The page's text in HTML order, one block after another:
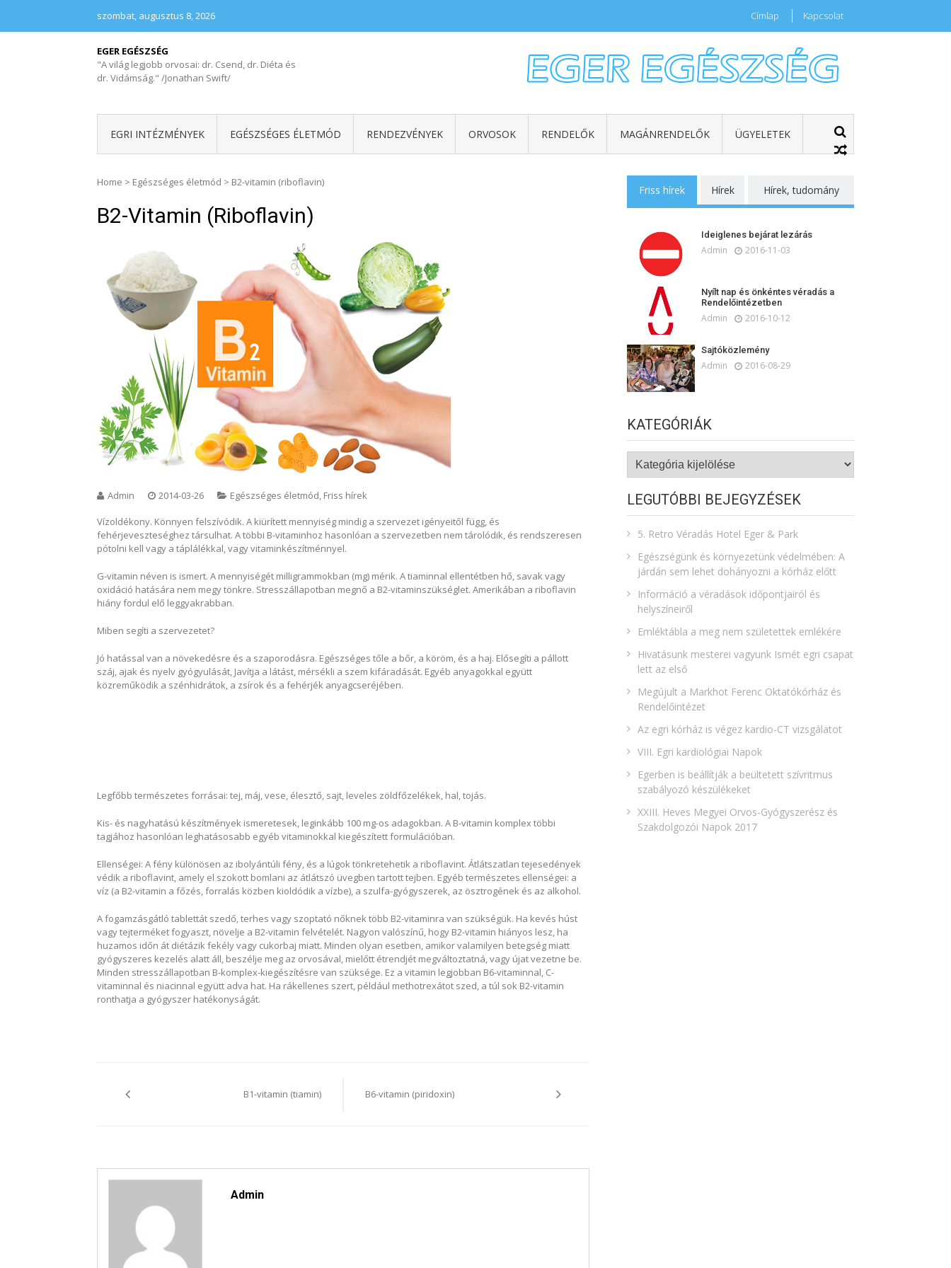
szombat, augusztus 8, 2026 Címlap Kapcsolat
EGER EGÉSZSÉG
"A világ legjobb orvosai: dr. Csend, dr. Diéta és
dr. Vidámság." /Jonathan Swift/
EGRI INTÉZMÉNYEK EGÉSZSÉGES ÉLETMÓD RENDEZVÉNYEK ORVOSOK RENDELŐK MAGÁNRENDELŐK ÜGYELETEK
Home > Egészséges életmód > B2-vitamin (riboflavin)
B2-Vitamin (riboflavin)
Admin 2014-03-26 Egészséges életmód, Friss hírek
Vízoldékony. Könnyen felszívódik. A kiürített mennyiség mindig a szervezet igényeitől függ, és
fehérjeveszteséghez társulhat. A többi B-vitaminhoz hasonlóan a szervezetben nem tárolódik, és rendszeresen
pótolni kell vagy a táplálékkal, vagy vitaminkészítménnyel.
G-vitamin néven is ismert. A mennyiségét milligrammokban (mg) mérik. A tiaminnal ellentétben hő, savak vagy
oxidáció hatására nem megy tönkre. Stresszállapotban megnő a B2-vitaminszükséglet. Amerikában a riboflavin
hiány fordul elő leggyakrabban.
Miben segíti a szervezetet?
Jó hatással van a növekedésre és a szaporodásra. Egészséges tőle a bőr, a köröm, és a haj. Elősegíti a pállott
száj, ajak és nyelv gyógyulását, Javítja a látást, mérsékli a szem kifáradását. Egyéb anyagokkal együtt
közreműködik a szénhidrátok, a zsírok és a fehérjék anyagcseréjében.
Legfőbb természetes forrásai: tej, máj, vese, élesztő, sajt, leveles zöldfőzelékek, hal, tojás.
Kis- és nagyhatású készítmények ismeretesek, leginkább 100 mg-os adagokban. A B-vitamin komplex többi
tagjához hasonlóan leghatásosabb egyéb vitaminokkal kiegészített formulációban.
Ellenségei: A fény különösen az ibolyántúli fény, és a lúgok tönkretehetik a riboflavint. Átlátszatlan tejesedények
védik a riboflavint, amely el szokott bomlani az átlátszó üvegben tartott tejben. Egyéb természetes ellenségei: a
víz (a B2-vitamin a főzés, forralás közben kioldódik a vízbe), a szulfa-gyógyszerek, az ösztrogének és az alkohol.
A fogamzásgátló tablettát szedő, terhes vagy szoptató nőknek több B2-vitaminra van szükségük. Ha kevés húst
vagy tejterméket fogyaszt, növelje a B2-vitamin felvételét. Nagyon valószínű, hogy B2-vitamin hiányos lesz, ha
huzamos időn át diétázik fekély vagy cukorbaj miatt. Minden olyan esetben, amikor valamilyen betegség miatt
gyógyszeres kezelés alatt áll, beszélje meg az orvosával, mielőtt étrendjét megváltoztatná, vagy újat vezetne be.
Minden stresszállapotban B-komplex-kiegészítésre van szüksége. Ez a vitamin legjobban B6-vitaminnal, C-
vitaminnal és niacinnal együtt adva hat. Ha rákellenes szert, például methotrexátot szed, a túl sok B2-vitamin
ronthatja a gyógyszer hatékonyságát.
navigáció
B1-vitamin (tiamin) B6-vitamin (piridoxin)
Admin
Friss hírek Hírek Hírek, tudomány
Ideiglenes bejárat lezárás
Admin 2016-11-03
Nyílt nap és önkéntes véradás a
Rendelőintézetben
Admin 2016-10-12
Sajtóközlemény
Admin 2016-08-29
KATEGÓRIÁK
Kategóriák
LEGUTÓBBI BEJEGYZÉSEK
5. Retro Véradás Hotel Eger & Park
Egészségünk és környezetünk védelmében: A
járdán sem lehet dohányozni a kórház előtt
Információ a véradások időpontjairól és
helyszíneiről
Emléktábla a meg nem születettek emlékére​
Hivatásunk mesterei vagyunk Ismét egri csapat
lett az első
Megújult a Markhot Ferenc Oktatókórház és
Rendelőintézet
Az egri kórház is végez kardio-CT vizsgálatot
VIII. Egri kardiológiai Napok
Egerben is beállítják a beültetett szívritmus
szabályozó készülékeket
XXIII. Heves Megyei Orvos-Gyógyszerész és
Szakdolgozói Napok 2017